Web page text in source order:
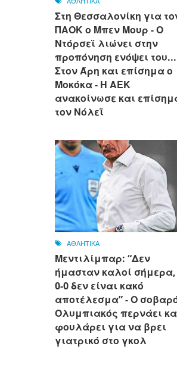
Στη Θεσσαλονίκη για
ΠΑΟΚ ο Μπεν Μουρ - Ο
Ντόρσεϊ λιώνει στην
προπόνηση ενόψει
Στον Άρη και επίσημα ο
Μοκόκα - Η ΑΕΚ
ανακοίνωσε και
τον Νόλεϊ
ΑΘΛΗΤΙΚΑ
Μεντιλίμπαρ: “Δεν
ήμασταν καλοί σήμερα,
0-0 δεν είναι κακό
αποτέλεσμα” - Ο
Ολυμπιακός περνάει
φουλάρει για να βρει
γιατρικό στο γκολ